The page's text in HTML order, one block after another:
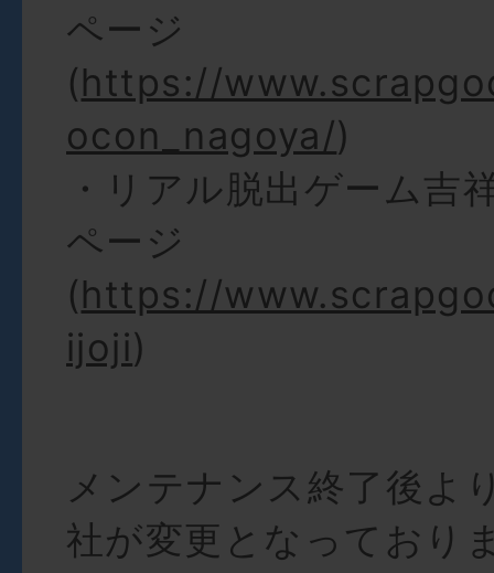
ページ
(https://
ocon_nagoya/)
・リアル脱出ゲーム吉
ページ
(https://
ijoji)
メンテナンス終了後よ
社が変更となっており